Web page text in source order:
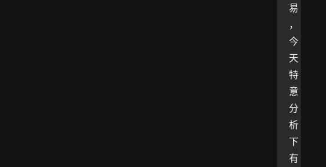
易
，
今
天
特
意
分
析
下
有